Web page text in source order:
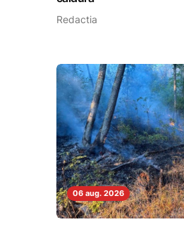
Redactia
06 aug. 2026